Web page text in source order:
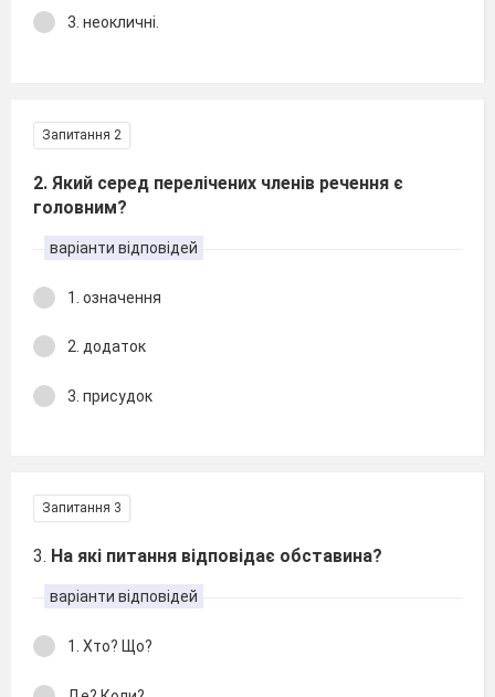
3. неокличні.
Запитання 2
2. Який серед перелічених членів речення є
головним?
варіанти відповідей
1. означення
2. додаток
3. присудок
Запитання 3
3. На які питання відповідає обставина?
варіанти відповідей
1. Хто? Що?